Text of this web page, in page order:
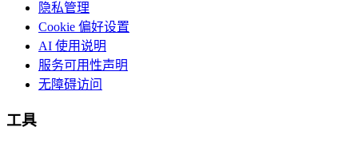
隐私管理
Cookie 偏好设置
AI 使用说明
服务可用性声明
无障碍访问
工具